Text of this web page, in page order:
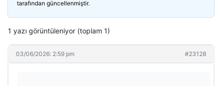
tarafından güncellenmiştir.
1 yazı görüntüleniyor (toplam 1)
03/06/2026: 2:59 pm #23128